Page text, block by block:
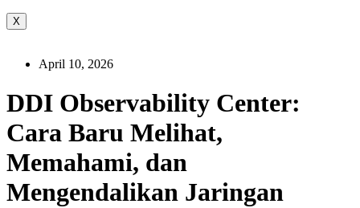
X
April 10, 2026
DDI Observability Center:
Cara Baru Melihat,
Memahami, dan
Mengendalikan Jaringan